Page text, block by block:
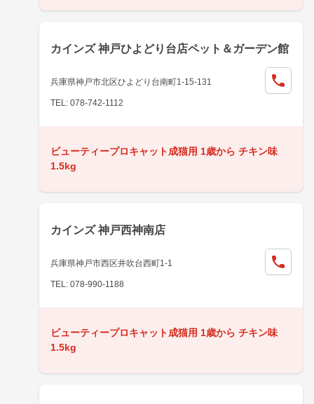
カインズ 神戸ひよどり台店ペット＆ガーデン館
兵庫県神戸市北区ひよどり台南町1-15-131
TEL: 078-742-1112
ビューティープロキャット成猫用 1歳から チキン味
1.5kg
カインズ 神戸西神南店
兵庫県神戸市西区井吹台西町1-1
TEL: 078-990-1188
ビューティープロキャット成猫用 1歳から チキン味
1.5kg